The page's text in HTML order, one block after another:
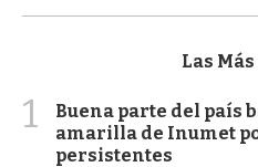
Las
1
Buena parte del país
amarilla de Inumet
persistentes